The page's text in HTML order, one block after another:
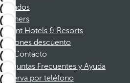
Afiliados
Partners
Dorint Hotels & Resorts
Cupones descuento
Contacto
Preguntas Frecuentes y Ayuda
Reserva por teléfono